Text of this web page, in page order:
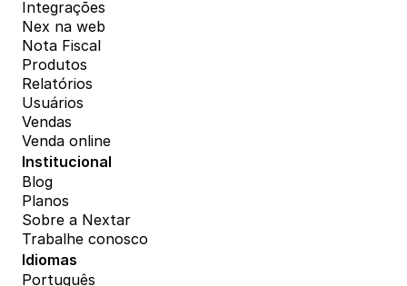
Integrações
Nex na web
Nota Fiscal
Produtos
Relatórios
Usuários
Vendas
Venda online
Institucional
Blog
Planos
Sobre a Nextar
Trabalhe conosco
Idiomas
Português